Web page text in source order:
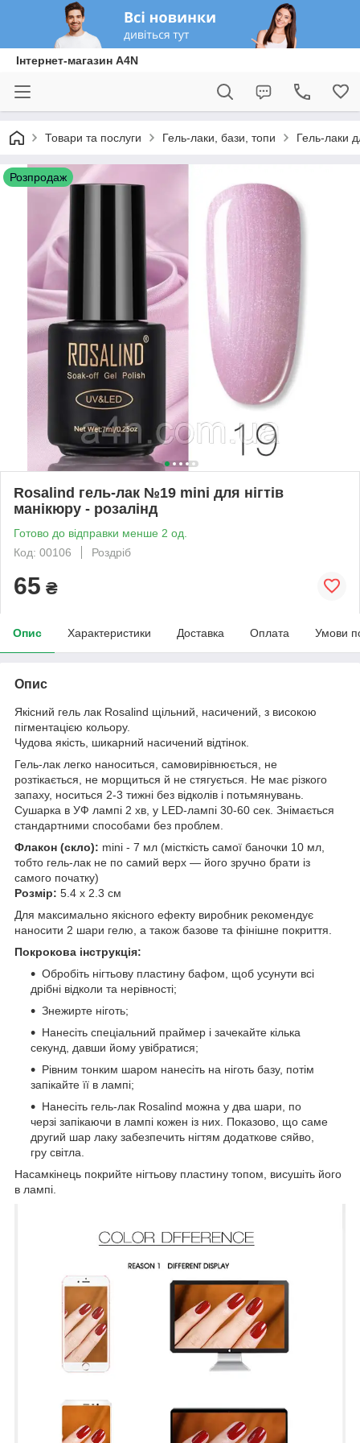
Інтернет-магазин A4N
Товари та послуги Гель-лаки, бази, топи Гель-лаки
Розпродаж
Rosalind гель-лак №19 mini для нігтів
манікюру - розалінд
Готово до відправки менше 2 од.
Код: 00106
Роздріб
65 ₴
Опис Характеристики Доставка Оплата Умови
Опис
Якісний гель лак Rosalind щільний, насичений, з високою
пігментацією кольору.
Чудова якість, шикарний насичений відтінок.
Гель-лак легко наноситься, самовирівнюється, не
розтікається, не морщиться й не стягується. Не має різкого
запаху, носиться 2-3 тижні без відколів і потьмянувань.
Сушарка в УФ лампі 2 хв, у LED-лампі 30-60 сек. Знімається
стандартними способами без проблем.
Флакон (скло): mini - 7 мл (місткість самої баночки 10 мл,
тобто гель-лак не по самий верх — його зручно брати із
самого початку)
Розмір: 5.4 х 2.3 см
Для максимально якісного ефекту виробник рекомендує
наносити 2 шари гелю, а також базове та фінішне покриття.
Покрокова інструкція:
Обробіть нігтьову пластину бафом, щоб усунути всі
дрібні відколи та нерівності;
Знежирте ніготь;
Нанесіть спеціальний праймер і зачекайте кілька
секунд, давши йому увібратися;
Рівним тонким шаром нанесіть на ніготь базу, потім
запікайте її в лампі;
Нанесіть гель-лак Rosalind можна у два шари, по
черзі запікаючи в лампі кожен із них. Показово, що саме
другий шар лаку забезпечить нігтям додаткове сяйво,
гру світла.
Насамкінець покрийте нігтьову пластину топом, висушіть його
в лампі.